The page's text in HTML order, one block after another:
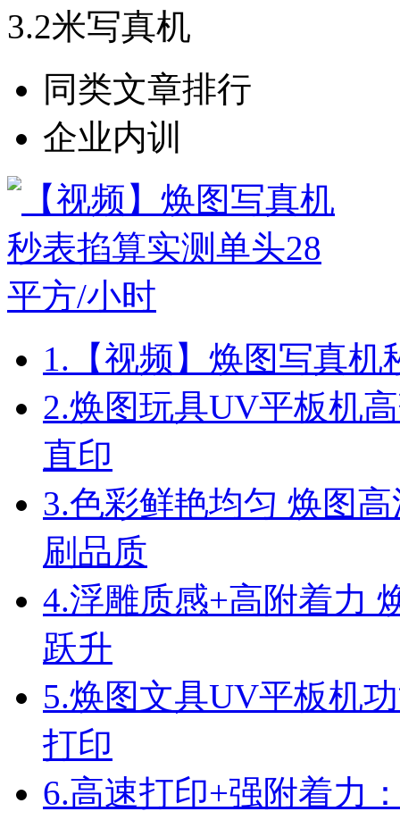
3.2米写真机
同类文章排行
企业内训
1. 【视频】焕图写真
2.焕图玩具UV平板机
直印
3.色彩鲜艳均匀 焕图
刷品质
4.浮雕质感+高附着力
跃升
5.焕图文具UV平板机
打印
6.高速打印+强附着力